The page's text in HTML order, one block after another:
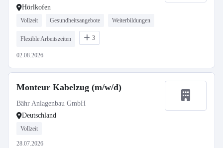
Hörlkofen
Vollzeit Gesundheitsangebote Weiterbildungen
Flexible Arbeitszeiten 3
02.08.2026
Monteur Kabelzug (m/w/d)
Bähr Anlagenbau GmbH
Deutschland
Vollzeit
28.07.2026